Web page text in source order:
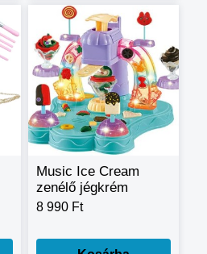
Music Ice Cream
zenélő jégkrém
készítő gyurma
8 990 Ft